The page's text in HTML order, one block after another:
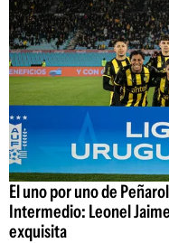
El uno por uno de
Intermedio: Leonel
exquisita